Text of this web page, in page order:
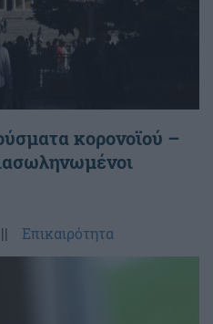
κορονοϊού –
|| Επικαιρότητα